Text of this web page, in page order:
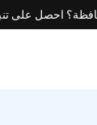
احصل على